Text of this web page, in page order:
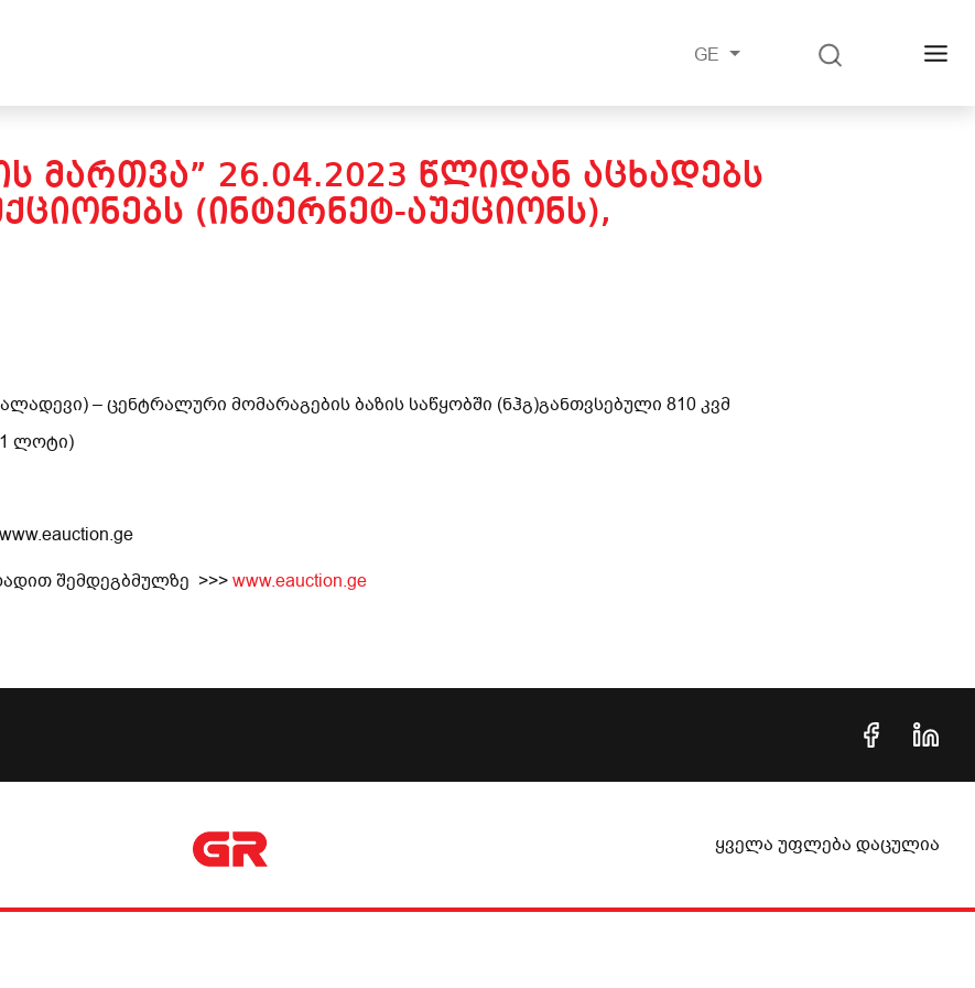
GE
ᲛᲐᲠᲗᲕᲐ” 26.04.2023 ᲬᲚᲘᲓᲐᲜ ᲐᲪᲮᲐᲓᲔᲑᲡ
(ᲘᲜᲢᲔᲠᲜᲔᲢ-ᲐᲣᲥᲪᲘᲝᲜᲡ),
– ცენტრალური მომარაგების ბაზის საწყობში (ნჰგ)განთვსებული 810 კვმ
1 ლოტი)
www.eauction.ge
შემდეგბმულზე >>>www.eauction.ge
ყველა უფლება დაცულია